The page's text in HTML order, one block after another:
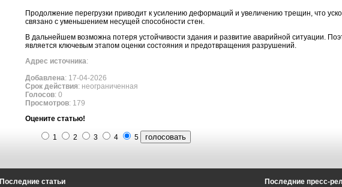
Продолжение перегрузки приводит к усилению деформаций и увеличению трещин, что
связано с уменьшением несущей способности стен.
В дальнейшем возможна потеря устойчивости здания и развитие аварийной ситуации.
является ключевым этапом оценки состояния и предотвращения разрушений.
Адрес источника:
Добавлена: 17-04-2026
Срок действия: неограниченная
Голосов: 0
Просмотров: 179
Оцените статью!
1 2 3 4 5
Последние статьи Последние пресс-